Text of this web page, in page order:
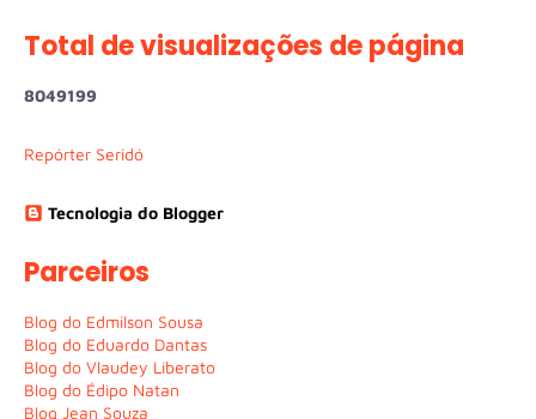
Total de visualizações de página
8049199
Repórter Seridó
Tecnologia do Blogger
Parceiros
Blog do Edmilson Sousa
Blog do Eduardo Dantas
Blog do Vlaudey Liberato
Blog do Édipo Natan
Blog Jean Souza